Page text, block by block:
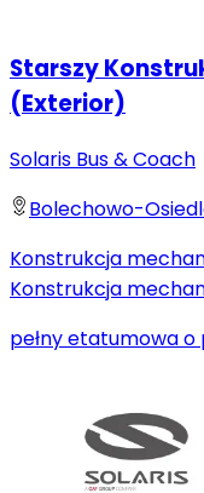
Starszy
(Exterior)
Solaris Bus & Coach
Bolechowo-
Konstrukcja
Konstrukcja
pełny etatumowa o